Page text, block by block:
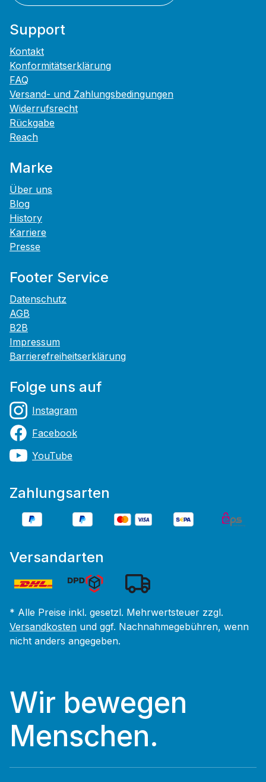
Support
Kontakt
Konformitätserklärung
FAQ
Versand- und Zahlungsbedingungen
Widerrufsrecht
Rückgabe
Reach
Marke
Über uns
Blog
History
Karriere
Presse
Footer Service
Datenschutz
AGB
B2B
Impressum
Barrierefreiheitserklärung
Folge uns auf
Instagram
Facebook
YouTube
Zahlungsarten
Versandarten
* Alle Preise inkl. gesetzl. Mehrwertsteuer zzgl.
Versandkosten und ggf. Nachnahmegebühren, wenn
nicht anders angegeben.
Wir bewegen
Menschen.